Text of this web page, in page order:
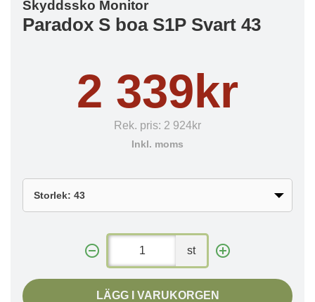
Skyddssko Monitor
Paradox S boa S1P Svart 43
2 339kr
Rek. pris: 2 924kr
Inkl. moms
st
LÄGG I VARUKORGEN